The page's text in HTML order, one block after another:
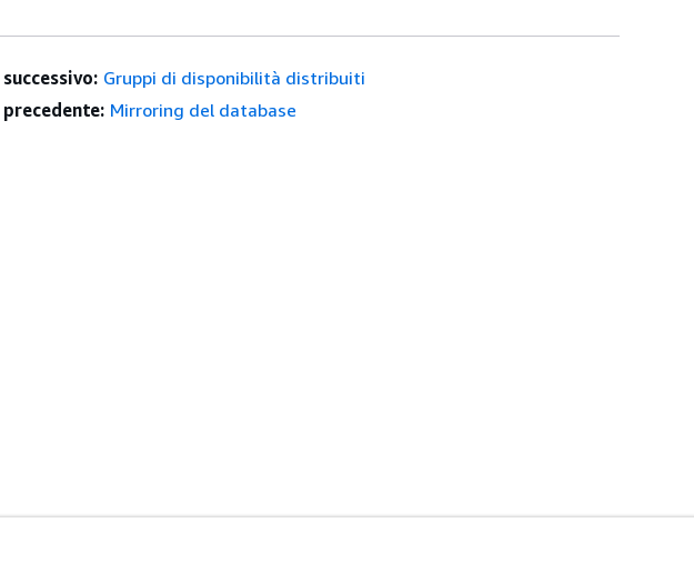
Gruppi di disponibilità distribuiti
Mirroring del database